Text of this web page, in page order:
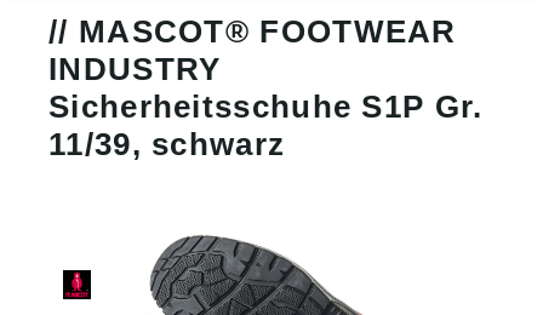
MASCOT® FOOTWEAR
INDUSTRY
Sicherheitsschuhe S1P Gr.
11/39, schwarz